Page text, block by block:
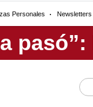
Personales Newsletters